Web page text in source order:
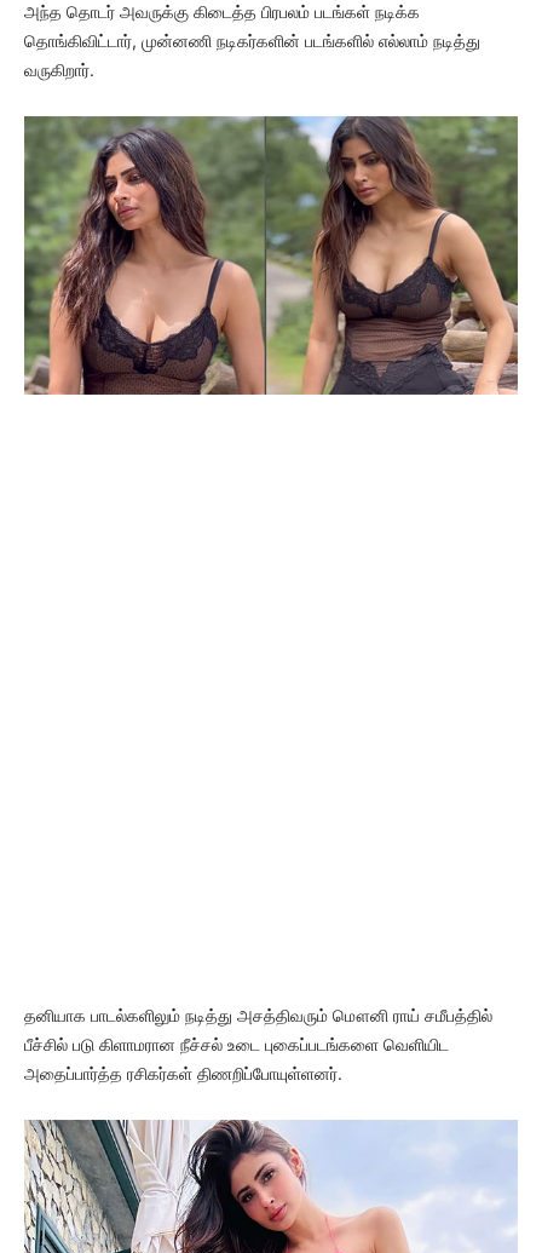
அந்த தொடர் அவருக்கு கிடைத்த பிரபலம் படங்கள் நடிக்க
தொங்கிவிட்டார், முன்னணி நடிகர்களின் படங்களில் எல்லாம் நடித்து
வருகிறார்.
தனியாக பாடல்களிலும் நடித்து அசத்திவரும் மௌனி ராய் சமீபத்தில்
பீச்சில் படு கிளாமரான நீச்சல் உடை புகைப்படங்களை வெளியிட
அதைப்பார்த்த ரசிகர்கள் திணறிப்போயுள்ளனர்.